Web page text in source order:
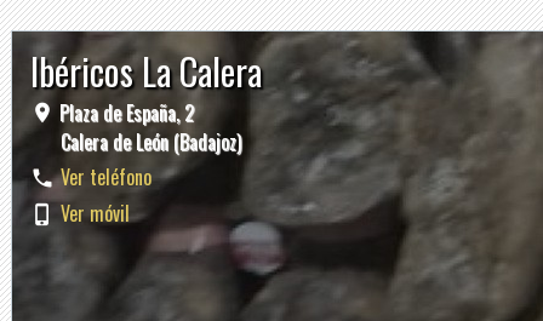
Ibéricos La Calera
Plaza de España, 2
Calera de León (Badajoz)
Ver teléfono
Ver móvil